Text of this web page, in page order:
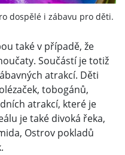
dospělé i zábavu pro děti.
také v případě, že
Součástí je totiž
atrakcí. Děti
tobogánů,
atrakcí, které je
je také divoká řeka,
Ostrov pokladů